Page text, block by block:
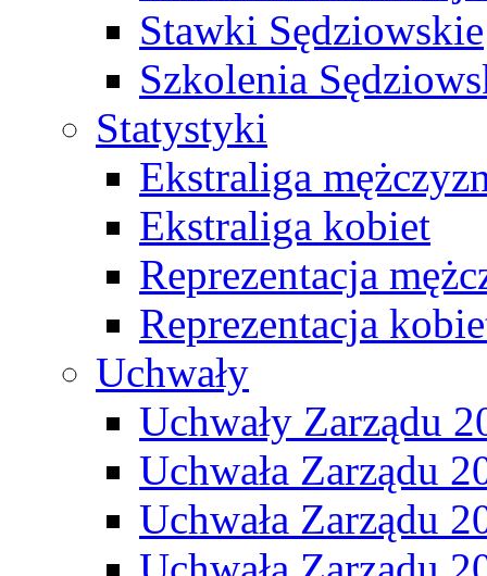
Stawki Sędziowskie
Szkolenia
Statystyki
Ekstraliga
Ekstraliga kobiet
Reprezentacja
Reprezentacja
Uchwały
Uchwały Zarządu
Uchwała Zarządu
Uchwała Zarządu